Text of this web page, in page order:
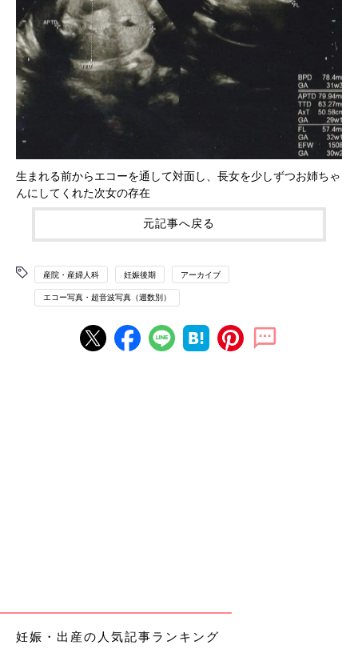
生まれる前からエコーを通して対面し、長女を少しずつお姉ちゃ
んにしてくれた次女の存在
元記事へ戻る
産院・産婦人科 妊娠後期 アーカイブ
エコー写真・超音波写真（週数別）
妊娠・出産の人気記事ランキング